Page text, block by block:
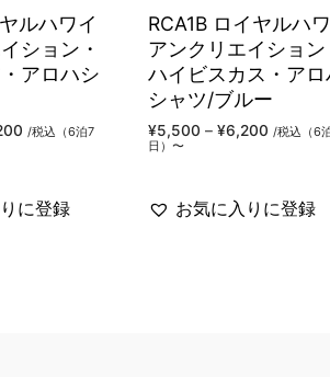
ルハワイ
ション・
アロハシ
価
格
¥6,200
/税込（6泊7
に登録
RCA1B ロイヤルハ
アンクリエイション
ハイビスカス・アロ
シャツ/ブルー
¥5,500 – ¥6,200 価
格
¥6,200
/税込（6
日）〜
お気に入りに登録